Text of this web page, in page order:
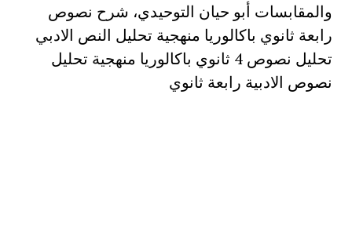
والمقابسات أبو حيان التوحيدي، شرح نصوص
رابعة ثانوي باكالوريا منهجية تحليل النص الادبي
تحليل نصوص 4 ثانوي باكالوريا منهجية تحليل
نصوص الادبية رابعة ثانوي